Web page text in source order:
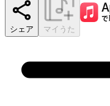
シェア マイうた